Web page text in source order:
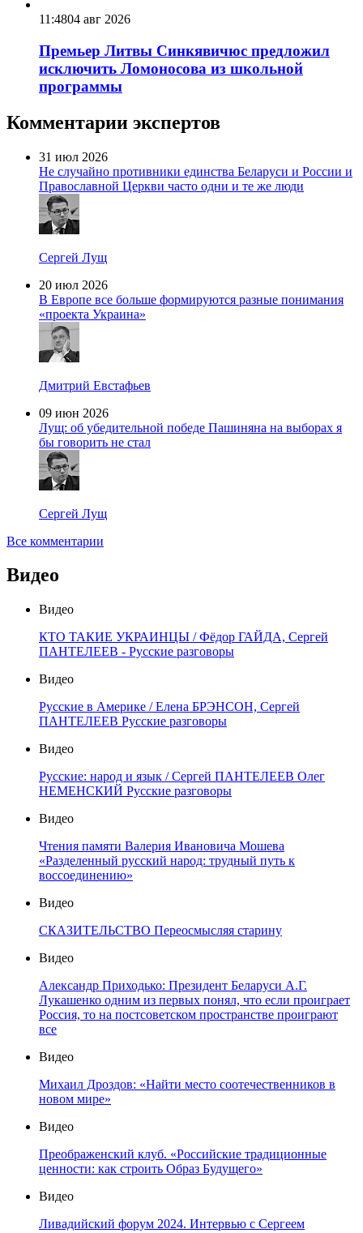
11:4804 авг 2026
Премьер Литвы Синкявичюс предложил
исключить Ломоносова из школьной
программы
Комментарии экспертов
31 июл 2026
Не случайно противники единства Беларуси и России и
Православной Церкви часто одни и те же люди
Сергей Лущ
20 июл 2026
В Европе все больше формируются разные понимания
«проекта Украина»
Дмитрий Евстафьев
09 июн 2026
Лущ: об убедительной победе Пашиняна на выборах я
бы говорить не стал
Сергей Лущ
Все комментарии
Видео
Видео
КТО ТАКИЕ УКРАИНЦЫ / Фёдор ГАЙДА, Сергей
ПАНТЕЛЕЕВ - Русские разговоры
Видео
Русские в Америке / Елена БРЭНСОН, Сергей
ПАНТЕЛЕЕВ Русские разговоры
Видео
Русские: народ и язык / Сергей ПАНТЕЛЕЕВ Олег
НЕМЕНСКИЙ Русские разговоры
Видео
Чтения памяти Валерия Ивановича Мошева
«Разделенный русский народ: трудный путь к
воссоединению»
Видео
СКАЗИТЕЛЬСТВО Переосмысляя старину
Видео
Александр Приходько: Президент Беларуси А.Г.
Лукашенко одним из первых понял, что если проиграет
Россия, то на постсоветском пространстве проиграют
все
Видео
Михаил Дроздов: «Найти место соотечественников в
новом мире»
Видео
Преображенский клуб. «Российские традиционные
ценности: как строить Образ Будущего»
Видео
Ливадийский форум 2024. Интервью с Сергеем